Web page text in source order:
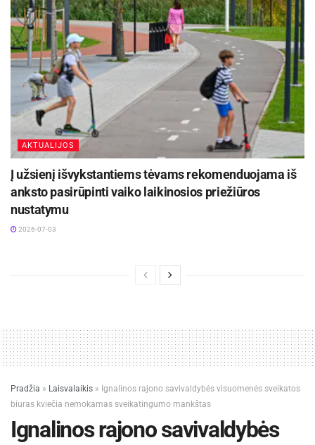
AKTUALIJOS
Į užsienį išvykstantiems tėvams rekomenduojama iš
anksto pasirūpinti vaiko laikinosios priežiūros
nustatymu
2026-07-03
Pradžia » Laisvalaikis » Ignalinos rajono savivaldybės visuomenės sveikatos
biuras kviečia nemokamas sveikatingumo mankštas
Ignalinos rajono savivaldybės